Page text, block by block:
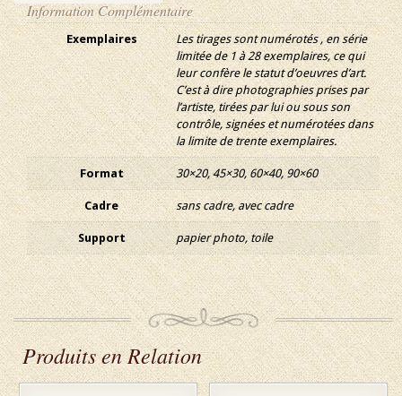
Information Complémentaire
Exemplaires
Les tirages sont numérotés , en série
limitée de 1 à 28 exemplaires, ce qui
leur confère le statut d’oeuvres d’art.
C’est à dire photographies prises par
l’artiste, tirées par lui ou sous son
contrôle, signées et numérotées dans
la limite de trente exemplaires.
Format 30×20, 45×30, 60×40, 90×60
Cadre sans cadre, avec cadre
Support papier photo, toile
Produits en Relation